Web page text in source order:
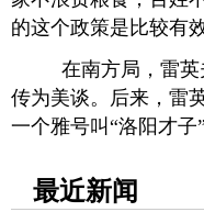
的这个政策是比较有
在南方局，雷英
传为美谈。后来，雷
一个雅号叫“洛阳才子”
最近新闻